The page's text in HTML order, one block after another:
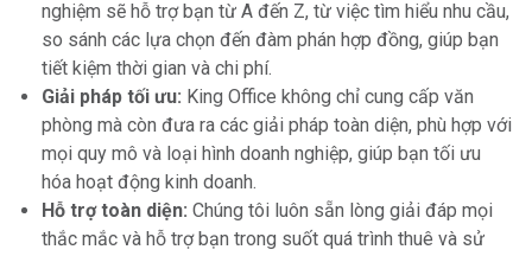
nghiệm sẽ hỗ trợ bạn từ A đến Z, từ việc tìm hiểu nhu cầu,
so sánh các lựa chọn đến đàm phán hợp đồng, giúp bạn
tiết kiệm thời gian và chi phí.
Giải pháp tối ưu: King Office không chỉ cung cấp văn
phòng mà còn đưa ra các giải pháp toàn diện, phù hợp với
mọi quy mô và loại hình doanh nghiệp, giúp bạn tối ưu
hóa hoạt động kinh doanh.
Hỗ trợ toàn diện: Chúng tôi luôn sẵn lòng giải đáp mọi
thắc mắc và hỗ trợ bạn trong suốt quá trình thuê và sử